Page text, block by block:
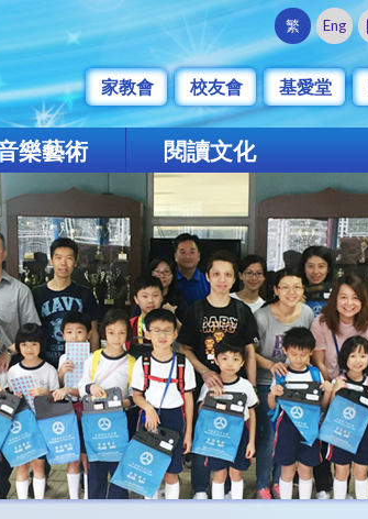
繁 Eng
家教會 校友會 基愛堂
樂藝術 閱讀文化